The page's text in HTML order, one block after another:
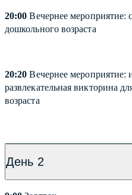
20:00 Вечернее мероприятие:
дошкольного возраста
20:20 Вечернее мероприятие:
развлекательная викторина
возраста
День 2